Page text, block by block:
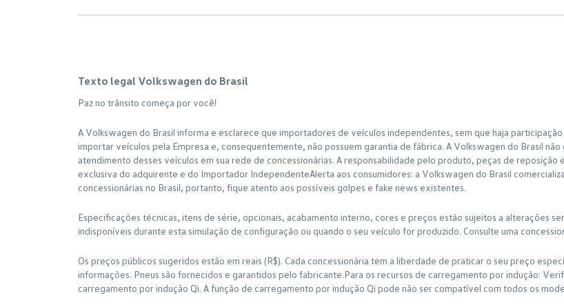
Texto legal Volkswagen do Brasil
Paz no trânsito começa por você!
A Volkswagen do Brasil informa e esclarece que importadores de veículos independentes, sem que haja
importar veículos pela Empresa e, consequentemente, não possuem garantia de fábrica. A Volkswagen do Brasil
atendimento desses veículos em sua rede de concessionárias. A responsabilidade pelo produto, peças de
exclusiva do adquirente e do Importador IndependenteAlerta aos consumidores: a Volkswagen do Brasil
concessionárias no Brasil, portanto, fique atento aos possíveis golpes e fake news existentes.
Especificações técnicas, itens de série, opcionais, acabamento interno, cores e preços estão sujeitos a alterações
indisponíveis durante esta simulação de configuração ou quando o seu veículo for produzido. Consulte uma
Os preços públicos sugeridos estão em reais (R$). Cada concessionária tem a liberdade de praticar o seu preço
informações. Pneus são fornecidos e garantidos pelo fabricante.Para os recursos de carregamento por indução:
carregamento por indução Qi. A função de carregamento por indução Qi pode não ser compatível com todos os